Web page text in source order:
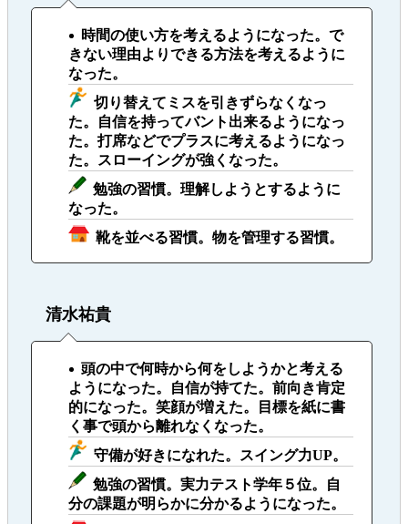
時間の使い方を考えるようになった。で
きない理由よりできる方法を考えるように
なった。
切り替えてミスを引きずらなくなっ
た。自信を持ってバント出来るようになっ
た。打席などでプラスに考えるようになっ
た。スローイングが強くなった。
勉強の習慣。理解しようとするように
なった。
靴を並べる習慣。物を管理する習慣。
清水祐貴
頭の中で何時から何をしようかと考える
ようになった。自信が持てた。前向き肯定
的になった。笑顔が増えた。目標を紙に書
く事で頭から離れなくなった。
守備が好きになれた。スイング力UP。
勉強の習慣。実力テスト学年５位。自
分の課題が明らかに分かるようになった。